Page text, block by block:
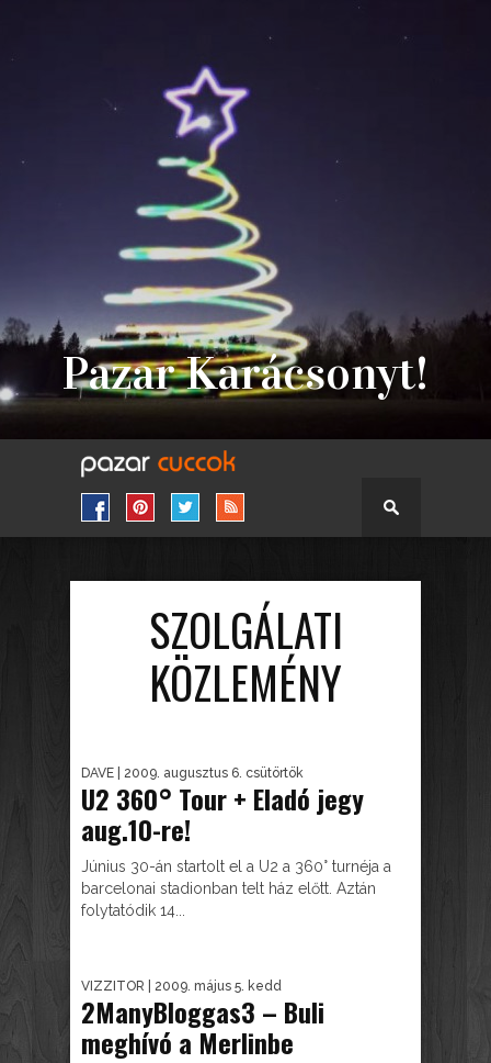
Pazar Karácsonyt!
SZOLGÁLATI
KÖZLEMÉNY
DAVE | 2009. augusztus 6. csütörtök
U2 360° Tour + Eladó jegy
aug.10-re!
Június 30-án startolt el a U2 a 360° turnéja a
barcelonai stadionban telt ház előtt. Aztán
folytatódik 14...
VIZZITOR | 2009. május 5. kedd
2ManyBloggas3 – Buli
meghívó a Merlinbe